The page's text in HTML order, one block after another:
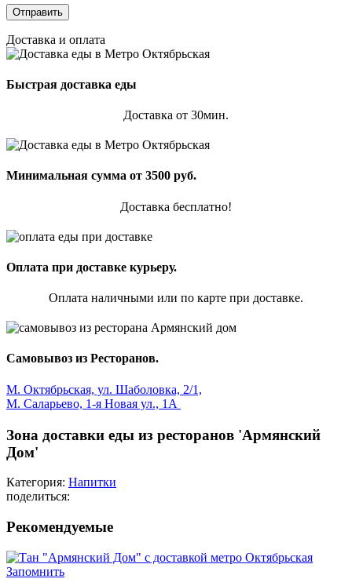
Доставка и оплата
Быстрая доставка еды
Доставка от 30мин.
Минимальная сумма от 3500 руб.
Доставка бесплатно!
Оплата при доставке курьеру.
Оплата наличными или по карте при доставке.
Самовывоз из Ресторанов.
М. Октябрьская, ул. Шаболовка, 2/1,
М. Саларьево, 1-я Новая ул., 1А
Зона доставки еды из ресторанов 'Армянский
Дом'
Категория: Напитки
поделиться:
Рекомендуемые
Запомнить